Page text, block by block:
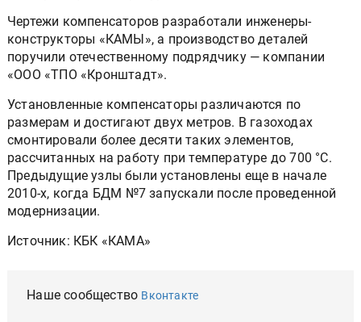
Чертежи компенсаторов разработали инженеры-
конструкторы «КАМЫ», а производство деталей
поручили отечественному подрядчику — компании
«ООО «ТПО «Кронштадт».
Установленные компенсаторы различаются по
размерам и достигают двух метров. В газоходах
смонтировали более десяти таких элементов,
рассчитанных на работу при температуре до 700 °C.
Предыдущие узлы были установлены еще в начале
2010-х, когда БДМ №7 запускали после проведенной
модернизации.
Источник: КБК «КАМА»
Наше сообщество Вконтакте